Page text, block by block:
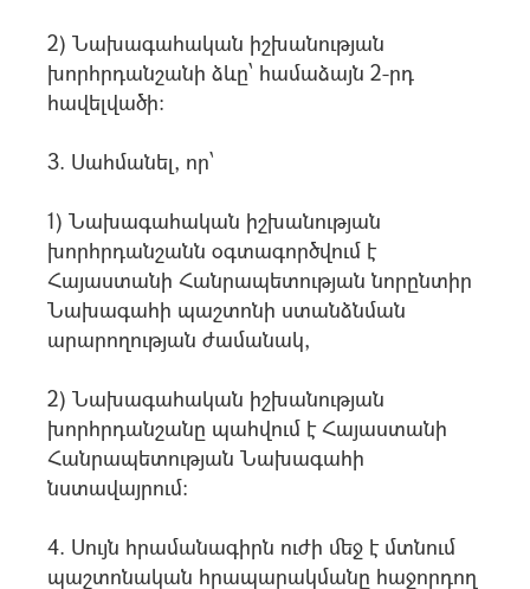
2) Նախագահական իշխանության
խորհրդանշանի ձևը՝ համաձայն 2-րդ
հավելվածի:
3. Սահմանել, որ՝
1) Նախագահական իշխանության
խորհրդանշանն օգտագործվում է
Հայաստանի Հանրապետության նորընտիր
Նախագահի պաշտոնի ստանձնման
արարողության ժամանակ,
2) Նախագահական իշխանության
խորհրդանշանը պահվում է Հայաստանի
Հանրապետության Նախագահի
նստավայրում:
4. Uույն հրամանագիրն ուժի մեջ է մտնում
պաշտոնական հրապարակմանը հաջորդող